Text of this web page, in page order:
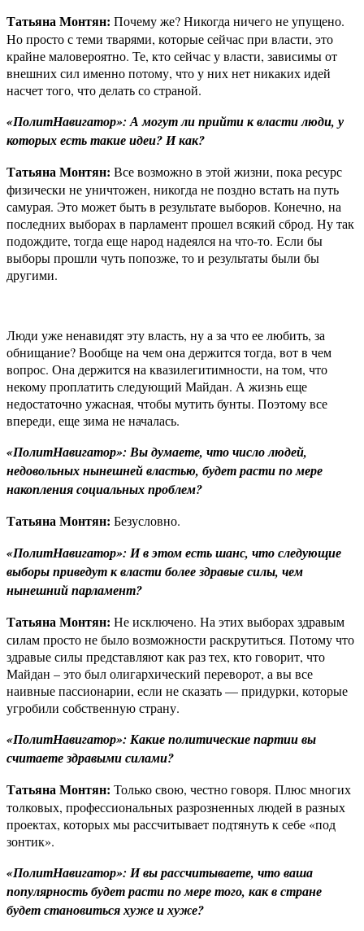
Татьяна Монтян: Почему же? Никогда ничего не упущено.
Но просто с теми тварями, которые сейчас при власти, это
крайне маловероятно. Те, кто сейчас у власти, зависимы от
внешних сил именно потому, что у них нет никаких идей
насчет того, что делать со страной.
«ПолитНавигатор»: А могут ли прийти к власти люди, у
которых есть такие идеи? И как?
Татьяна Монтян: Все возможно в этой жизни, пока ресурс
физически не уничтожен, никогда не поздно встать на путь
самурая. Это может быть в результате выборов. Конечно, на
последних выборах в парламент прошел всякий сброд. Ну так
подождите, тогда еще народ надеялся на что-то. Если бы
выборы прошли чуть попозже, то и результаты были бы
другими.
Люди уже ненавидят эту власть, ну а за что ее любить, за
обнищание? Вообще на чем она держится тогда, вот в чем
вопрос. Она держится на квазилегитимности, на том, что
некому проплатить следующий Майдан. А жизнь еще
недостаточно ужасная, чтобы мутить бунты. Поэтому все
впереди, еще зима не началась.
«ПолитНавигатор»: Вы думаете, что число людей,
недовольных нынешней властью, будет расти по мере
накопления социальных проблем?
Татьяна Монтян: Безусловно.
«ПолитНавигатор»: Ив этом есть шанс, что следующие
выборы приведут к власти более здравые силы, чем
нынешний парламент?
Татьяна Монтян: Не исключено. На этих выборах здравым
силам просто не было возможности раскрутиться. Потому что
здравые силы представляют как раз тех, кто говорит, что
Майдан – это был олигархический переворот, а вы все
наивные пассионарии, если не сказать — придурки, которые
угробили собственную страну.
«ПолитНавигатор»: Какие политические партии вы
считаете здравыми силами?
Татьяна Монтян: Только свою, честно говоря. Плюс многих
толковых, профессиональных разрозненных людей в разных
проектах, которых мы рассчитывает подтянуть к себе «под
зонтик».
«ПолитНавигатор»: И вы рассчитываете, что ваша
популярность будет расти по мере того, как в стране
будет становиться хуже и хуже?